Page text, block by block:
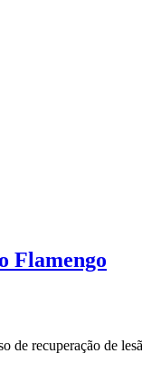
Flamengo
de recuperação de